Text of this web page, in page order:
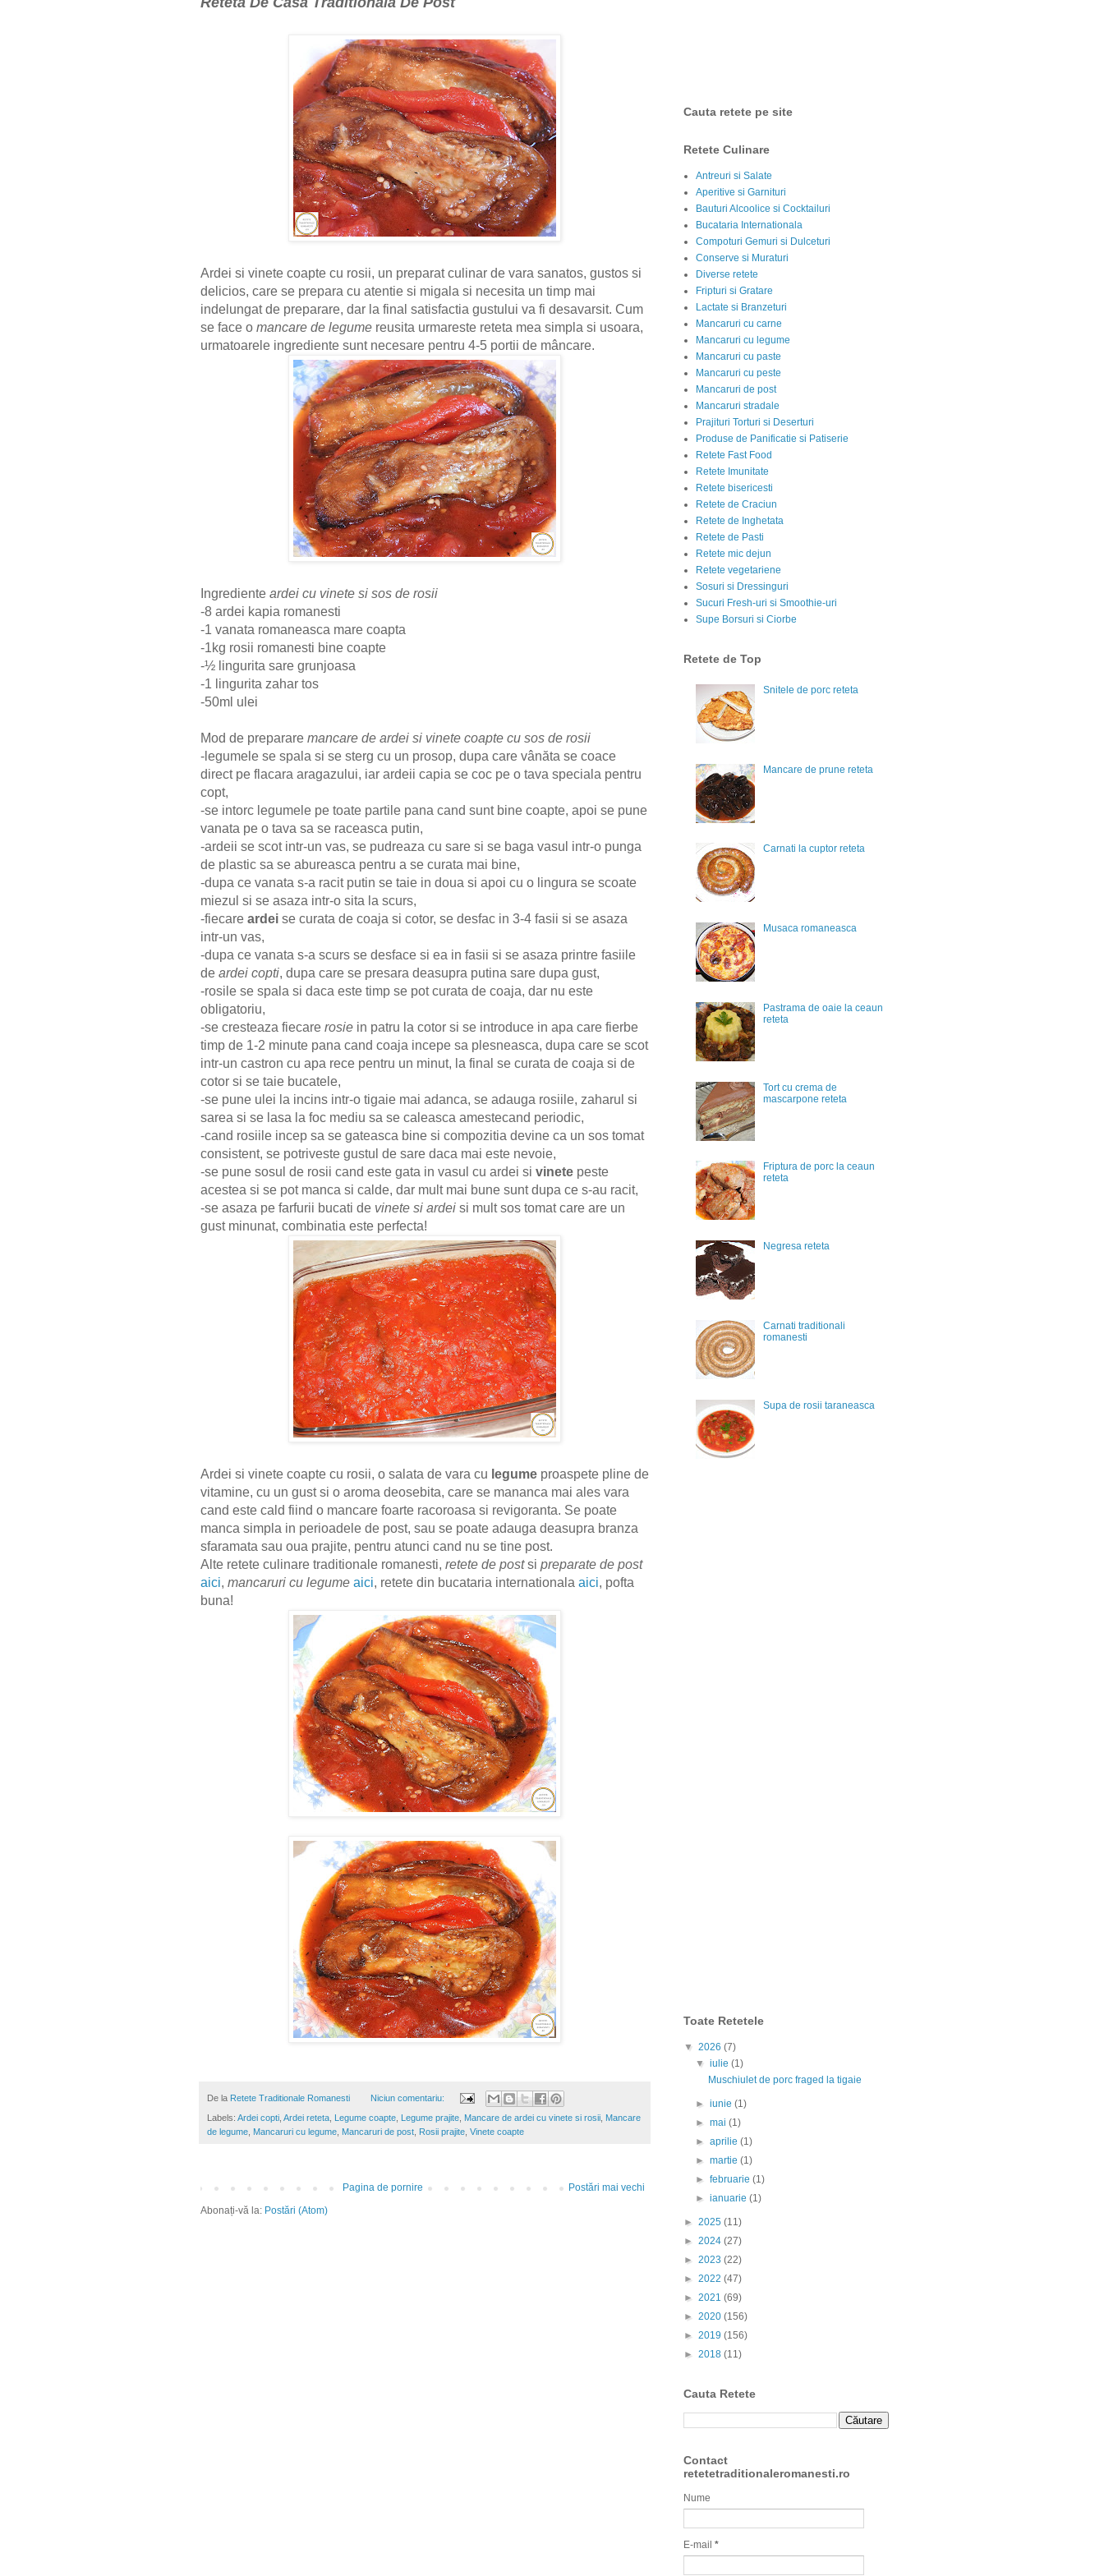
Ardei si vinete coapte cu rosii, un preparat culinar de vara sanatos, gustos si
delicios, care se prepara cu atentie si migala si necesita un timp mai
indelungat de preparare, dar la final satisfactia gustului va fi desavarsit. Cum
se face o mancare de legume reusita urmareste reteta mea simpla si usoara,
urmatoarele ingrediente sunt necesare pentru 4-5 portii de mâncare.
Ingrediente ardei cu vinete si sos de rosii
-8 ardei kapia romanesti
-1 vanata romaneasca mare coapta
-1kg rosii romanesti bine coapte
-½ lingurita sare grunjoasa
-1 lingurita zahar tos
-50ml ulei
Mod de preparare mancare de ardei si vinete coapte cu sos de rosii
-legumele se spala si se sterg cu un prosop, dupa care vânăta se coace
direct pe flacara aragazului, iar ardeii capia se coc pe o tava speciala pentru
copt,
-se intorc legumele pe toate partile pana cand sunt bine coapte, apoi se pune
vanata pe o tava sa se raceasca putin,
-ardeii se scot intr-un vas, se pudreaza cu sare si se baga vasul intr-o punga
de plastic sa se abureasca pentru a se curata mai bine,
-dupa ce vanata s-a racit putin se taie in doua si apoi cu o lingura se scoate
miezul si se asaza intr-o sita la scurs,
-fiecare ardei se curata de coaja si cotor, se desfac in 3-4 fasii si se asaza
intr-un vas,
-dupa ce vanata s-a scurs se desface si ea in fasii si se asaza printre fasiile
de ardei copti, dupa care se presara deasupra putina sare dupa gust,
-rosile se spala si daca este timp se pot curata de coaja, dar nu este
obligatoriu,
-se cresteaza fiecare rosie in patru la cotor si se introduce in apa care fierbe
timp de 1-2 minute pana cand coaja incepe sa plesneasca, dupa care se scot
intr-un castron cu apa rece pentru un minut, la final se curata de coaja si de
cotor si se taie bucatele,
-se pune ulei la incins intr-o tigaie mai adanca, se adauga rosiile, zaharul si
sarea si se lasa la foc mediu sa se caleasca amestecand periodic,
-cand rosiile incep sa se gateasca bine si compozitia devine ca un sos tomat
consistent, se potriveste gustul de sare daca mai este nevoie,
-se pune sosul de rosii cand este gata in vasul cu ardei si vinete peste
acestea si se pot manca si calde, dar mult mai bune sunt dupa ce s-au racit,
-se asaza pe farfurii bucati de vinete si ardei si mult sos tomat care are un
gust minunat, combinatia este perfecta!
Ardei si vinete coapte cu rosii, o salata de vara cu legume proaspete pline de
vitamine, cu un gust si o aroma deosebita, care se mananca mai ales vara
cand este cald fiind o mancare foarte racoroasa si revigoranta. Se poate
manca simpla in perioadele de post, sau se poate adauga deasupra branza
sfaramata sau oua prajite, pentru atunci cand nu se tine post.
Alte retete culinare traditionale romanesti, retete de postsi preparate de post
aici, mancaruri cu legume aici, retete din bucataria internationala aici, pofta
buna!
De la Retete Traditionale Romanesti Niciun comentariu:
Labels: Ardei copti Ardei reteta Legume coapte Legume prajite Mancare de ardei cu vinete si rosii Mancare
de legume Mancaruri cu legume Mancaruri de post Rosii prajite Vinete coapte
Postări mai vechi
Pagina de pornire
Abonați-vă la: Postări (Atom)
Cauta retete pe site
Retete Culinare
Antreuri si Salate
Aperitive si Garnituri
Bauturi Alcoolice si Cocktailuri
Bucataria Internationala
Compoturi Gemuri si Dulceturi
Conserve si Muraturi
Diverse retete
Fripturi si Gratare
Lactate si Branzeturi
Mancaruri cu carne
Mancaruri cu legume
Mancaruri cu paste
Mancaruri cu peste
Mancaruri de post
Mancaruri stradale
Prajituri Torturi si Deserturi
Produse de Panificatie si Patiserie
Retete Fast Food
Retete Imunitate
Retete bisericesti
Retete de Craciun
Retete de Inghetata
Retete de Pasti
Retete mic dejun
Retete vegetariene
Sosuri si Dressinguri
Sucuri Fresh-uri si Smoothie-uri
Supe Borsuri si Ciorbe
Retete de Top
Snitele de porc reteta
Mancare de prune reteta
Carnati la cuptor reteta
Musaca romaneasca
Pastrama de oaie la ceaun
reteta
Tort cu crema de
mascarpone reteta
Friptura de porc la ceaun
reteta
Negresa reteta
Carnati traditionali
romanesti
Supa de rosii taraneasca
Toate Retetele
▼ 2026 (7)
▼iulie(1)
Muschiulet de porc fraged la tigaie
►iunie(1)
►mai(1)
►aprilie(1)
►martie(1)
►februarie(1)
►ianuarie(1)
► 2025 (11)
► 2024 (27)
► 2023 (22)
► 2022 (47)
► 2021 (69)
► 2020 (156)
► 2019 (156)
► 2018 (11)
Cauta Retete
Contact
retetetraditionaleromanesti.ro
Nume
E-mail *